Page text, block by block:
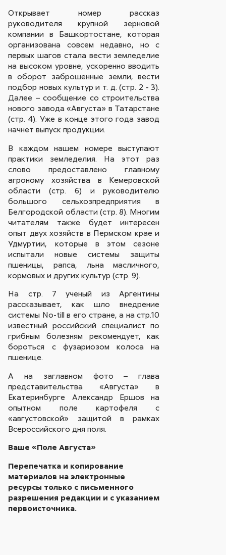
Открывает номер рассказ
руководителя крупной зерновой
компании в Башкортостане, которая
организована совсем недавно, но с
первых шагов стала вести земледелие
на высоком уровне, ускоренно вводить
в оборот заброшенные земли, вести
подбор новых культур и т. д. (стр. 2 - 3).
Далее – сообщение со строительства
нового завода «Августа» в Татарстане
(стр. 4). Уже в конце этого года завод
начнет выпуск продукции.
В каждом нашем номере выступают
практики земледелия. На этот раз
слово предоставлено главному
агроному хозяйства в Кемеровской
области (стр. 6) и руководителю
большого сельхозпредприятия в
Белгородской области (стр. 8). Многим
читателям также будет интересен
опыт двух хозяйств в Пермском крае и
Удмуртии, которые в этом сезоне
испытали новые системы защиты
пшеницы, рапса, льна масличного,
кормовых и других культур (стр. 9).
На стр. 7 ученый из Аргентины
рассказывает, как шло внедрение
системы No-till в его стране, а на стр.10
известный российский специалист по
грибным болезням рекомендует, как
бороться с фузариозом колоса на
пшенице.
А на заглавном фото – глава
представительства «Августа» в
Екатеринбурге Александр Ершов на
опытном поле картофеля с
«августовской» защитой в рамках
Всероссийского дня поля.
Ваше «Поле Августа»
Перепечатка и копирование
материалов на электронные
ресурсы только с письменного
разрешения редакции и с указанием
первоисточника.